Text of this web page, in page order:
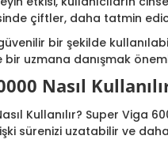
çiftler, daha tatmin
bir şekilde
bir uzmana danışmak
Nasıl
Kullanılır? Super
sürenizi uzatabilir ve